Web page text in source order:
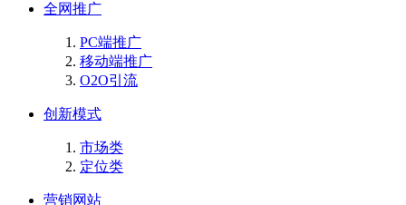
全网推广
PC端推广
移动端推广
O2O引流
创新模式
市场类
定位类
营销网站